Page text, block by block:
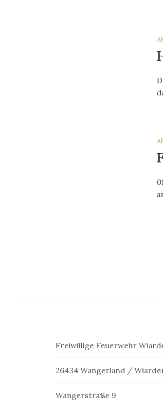
Freiwillige Feuerwehr
26434 Wangerland /
Wangerstraße 9